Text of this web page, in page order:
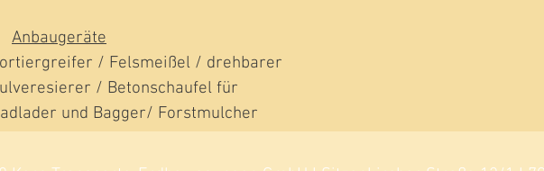
Anbaugeräte
/ Felsmeißel / drehbarer
/ Betonschaufel für
und Bagger/ Forstmulcher